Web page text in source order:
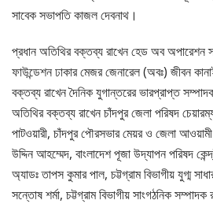
সাবেক সভাপতি কাজল দেবনাথ।
প্রধান অতিথির বক্তব্য রাখেন হেড অব অপারেশন
ফাউন্ডেশন ঢাকার মেজর জেনারেল (অবঃ) জীবন
বক্তব্য রাখেন দৈনিক যুগান্তরের ভারপ্রাপ্ত
অতিথির বক্তব্য রাখেন চাঁদপুর জেলা পরিষদ
পাটওয়ারী, চাঁদপুর পৌরসভার মেয়র ও জেলা
উদ্দিন আহম্মেদ, বাংলাদেশ পূজা উদ্যাপন পরিষদ
অ্যাডঃ তাপস কুমার পাল, চট্টগ্রাম বিভাগীয় যুগ্ম
সন্তোষ শর্মা, চট্টগ্রাম বিভাগীয় সাংগঠনিক সম্পাদক